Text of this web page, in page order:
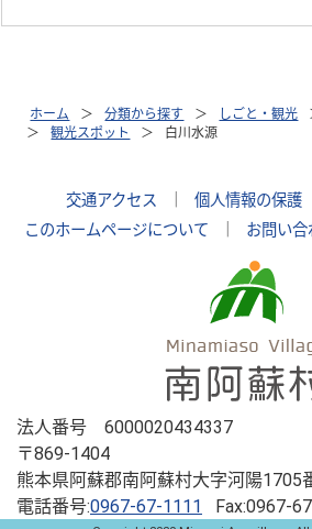
ホーム 分類から探す しごと・観光
観光スポット
白川水源
交通アクセス 個人情報の保護
このホームページについて
お問い合
法人番号 6000020434337
〒869-1404
熊本県阿蘇郡南阿蘇村大字河陽1705
電話番号:0967-67-1111 Fax:0967-